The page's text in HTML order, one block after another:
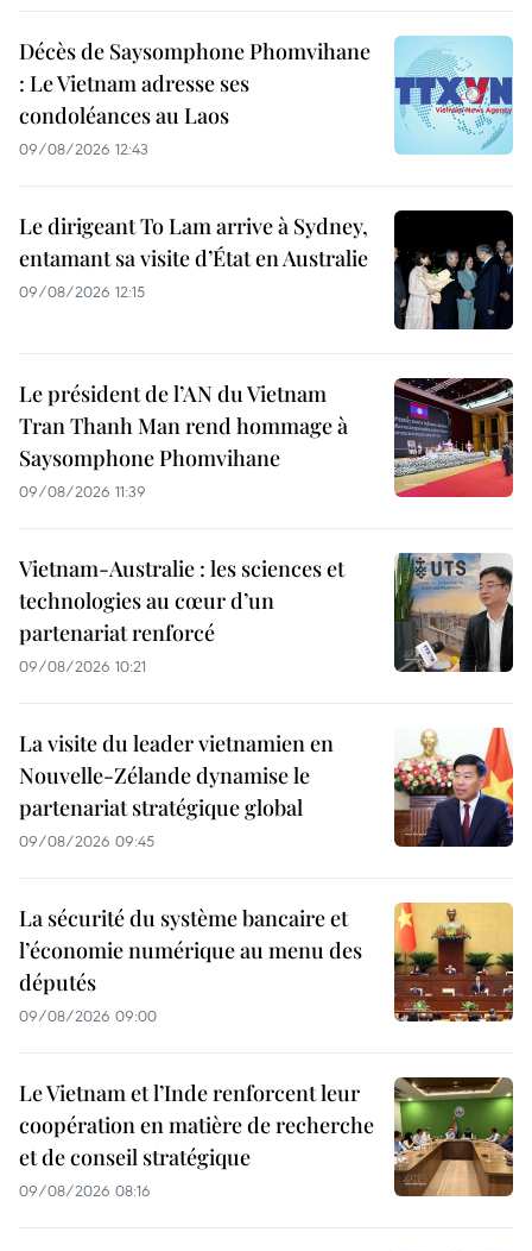
Décès de Saysomphone Phomvihane
: Le Vietnam adresse ses
condoléances au Laos
09/08/2026 12:43
Le dirigeant To Lam arrive à Sydney,
entamant sa visite d’État en Australie
09/08/2026 12:15
Le président de l’AN du Vietnam
Tran Thanh Man rend hommage à
Saysomphone Phomvihane
09/08/2026 11:39
Vietnam-Australie : les sciences et
technologies au cœur d’un
partenariat renforcé
09/08/2026 10:21
La visite du leader vietnamien en
Nouvelle-Zélande dynamise le
partenariat stratégique global
09/08/2026 09:45
La sécurité du système bancaire et
l’économie numérique au menu des
députés
09/08/2026 09:00
Le Vietnam et l’Inde renforcent leur
coopération en matière de recherche
et de conseil stratégique
09/08/2026 08:16